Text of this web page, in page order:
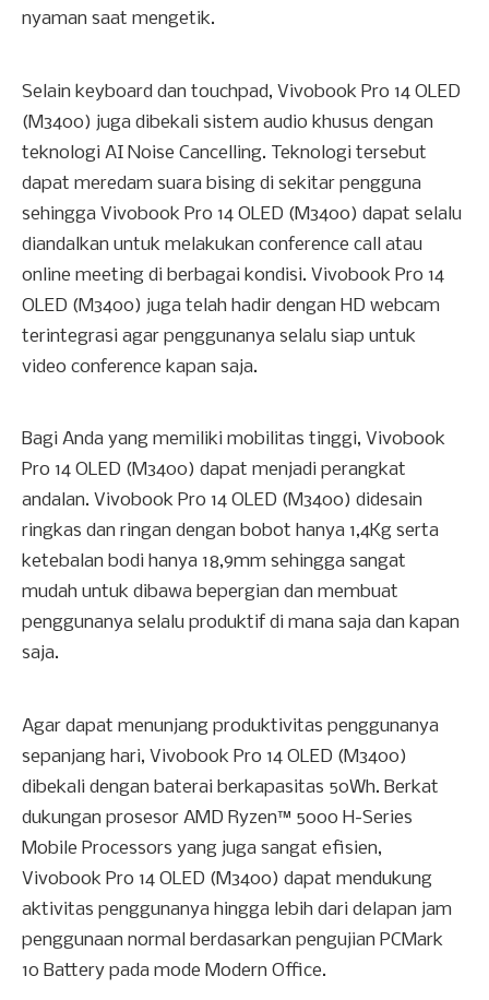
nyaman saat mengetik.
Selain keyboard dan touchpad, Vivobook Pro 14 OLED
(M3400) juga dibekali sistem audio khusus dengan
teknologi AI Noise Cancelling. Teknologi tersebut
dapat meredam suara bising di sekitar pengguna
sehingga Vivobook Pro 14 OLED (M3400) dapat selalu
diandalkan untuk melakukan conference call atau
online meeting di berbagai kondisi. Vivobook Pro 14
OLED (M3400) juga telah hadir dengan HD webcam
terintegrasi agar penggunanya selalu siap untuk
video conference kapan saja.
Bagi Anda yang memiliki mobilitas tinggi, Vivobook
Pro 14 OLED (M3400) dapat menjadi perangkat
andalan. Vivobook Pro 14 OLED (M3400) didesain
ringkas dan ringan dengan bobot hanya 1,4Kg serta
ketebalan bodi hanya 18,9mm sehingga sangat
mudah untuk dibawa bepergian dan membuat
penggunanya selalu produktif di mana saja dan kapan
saja.
Agar dapat menunjang produktivitas penggunanya
sepanjang hari, Vivobook Pro 14 OLED (M3400)
dibekali dengan baterai berkapasitas 50Wh. Berkat
dukungan prosesor AMD Ryzen™ 5000 H-Series
Mobile Processors yang juga sangat efisien,
Vivobook Pro 14 OLED (M3400) dapat mendukung
aktivitas penggunanya hingga lebih dari delapan jam
penggunaan normal berdasarkan pengujian PCMark
10 Battery pada mode Modern Office.